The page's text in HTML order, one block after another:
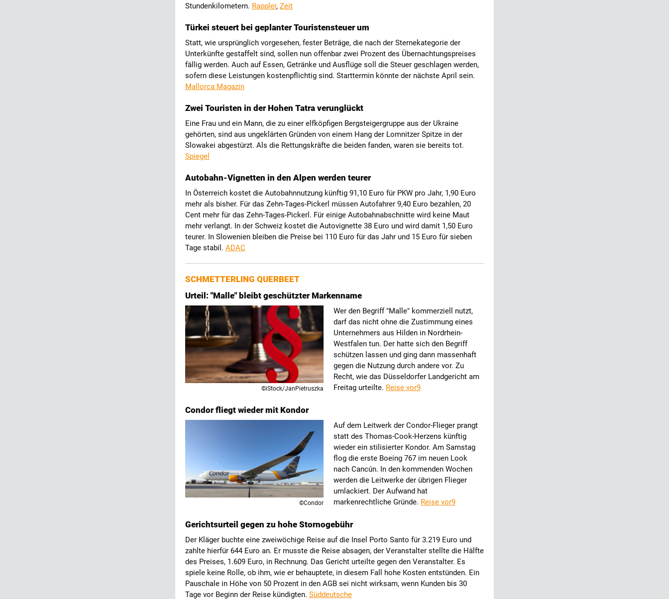
Stundenkilometern. Rappler, Zeit
Türkei steuert bei geplanter Touristensteuer um
Statt, wie ursprünglich vorgesehen, fester Beträge, die nach der Sternekategorie der
Unterkünfte gestaffelt sind, sollen nun offenbar zwei Prozent des Übernachtungspreises
fällig werden. Auch auf Essen, Getränke und Ausflüge soll die Steuer geschlagen werden,
sofern diese Leistungen kostenpflichtig sind. Starttermin könnte der nächste April sein.
Mallorca Magazin
Zwei Touristen in der Hohen Tatra verunglückt
Eine Frau und ein Mann, die zu einer elfköpfigen Bergsteigergruppe aus der Ukraine
gehörten, sind aus ungeklärten Gründen von einem Hang der Lomnitzer Spitze in der
Slowakei abgestürzt. Als die Rettungskräfte die beiden fanden, waren sie bereits tot.
Spiegel
Autobahn-Vignetten in den Alpen werden teurer
In Österreich kostet die Autobahnnutzung künftig 91,10 Euro für PKW pro Jahr, 1,90 Euro
mehr als bisher. Für das Zehn-Tages-Pickerl müssen Autofahrer 9,40 Euro bezahlen, 20
Cent mehr für das Zehn-Tages-Pickerl. Für einige Autobahnabschnitte wird keine Maut
mehr verlangt. In der Schweiz kostet die Autovignette 38 Euro und wird damit 1,50 Euro
teurer. In Slowenien bleiben die Preise bei 110 Euro für das Jahr und 15 Euro für sieben
Tage stabil. ADAC
SCHMETTERLING QUERBEET
Urteil: "Malle" bleibt geschützter Markenname
©iStock/JanPietruszka
Wer den Begriff "Malle" kommerziell nutzt,
darf das nicht ohne die Zustimmung eines
Unternehmers aus Hilden in Nordrhein-
Westfalen tun. Der hatte sich den Begriff
schützen lassen und ging dann massenhaft
gegen die Nutzung durch andere vor. Zu
Recht, wie das Düsseldorfer Landgericht am
Freitag urteilte. Reise vor9
Condor fliegt wieder mit Kondor
©Condor
Auf dem Leitwerk der Condor-Flieger prangt
statt des Thomas-Cook-Herzens künftig
wieder ein stilisierter Kondor. Am Samstag
flog die erste Boeing 767 im neuen Look
nach Cancún. In den kommenden Wochen
werden die Leitwerke der übrigen Flieger
umlackiert. Der Aufwand hat
markenrechtliche Gründe. Reise vor9
Gerichtsurteil gegen zu hohe Stornogebühr
Der Kläger buchte eine zweiwöchige Reise auf die Insel Porto Santo für 3.219 Euro und
zahlte hierfür 644 Euro an. Er musste die Reise absagen, der Veranstalter stellte die Hälfte
des Preises, 1.609 Euro, in Rechnung. Das Gericht urteilte gegen den Veranstalter. Es
spiele keine Rolle, ob ihm, wie er behauptete, in diesem Fall hohe Kosten entstünden. Ein
Pauschale in Höhe von 50 Prozent in den AGB sei nicht wirksam, wenn Kunden bis 30
Tage vor Beginn der Reise kündigten. Süddeutsche